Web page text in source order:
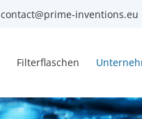
contact@prime-inventions.eu
Filterflaschen